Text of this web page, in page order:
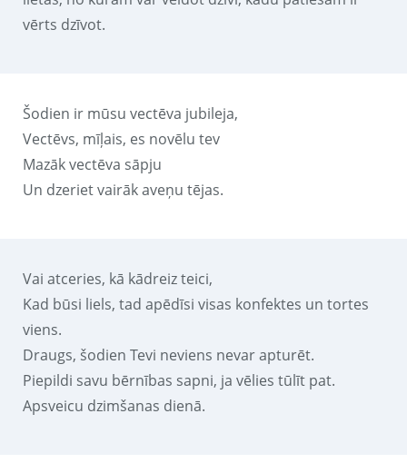
vērts dzīvot.
Šodien ir mūsu vectēva jubileja,
Vectēvs, mīļais, es novēlu tev
Mazāk vectēva sāpju
Un dzeriet vairāk aveņu tējas.
Vai atceries, kā kādreiz teici,
Kad būsi liels, tad apēdīsi visas konfektes un tortes
viens.
Draugs, šodien Tevi neviens nevar apturēt.
Piepildi savu bērnības sapni, ja vēlies tūlīt pat.
Apsveicu dzimšanas dienā.